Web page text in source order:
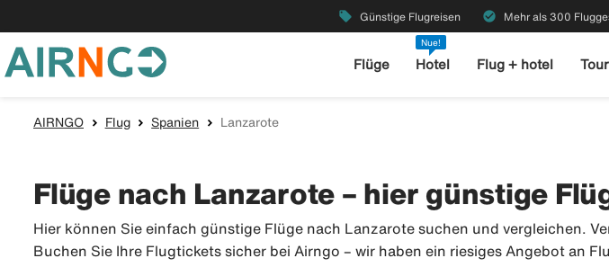
local_offer Günstige Flugreisen check_circle Mehr als 300
Flüge
Nue!
Hotel Flug + hotel
AIRNGO Flug Spanien Lanzarote
Flüge nach Lanzarote – hier günstige
Hier können Sie einfach günstige Flüge nach Lanzarote suchen und vergleichen.
Buchen Sie Ihre Flugtickets sicher bei Airngo – wir haben ein riesiges Angebot an